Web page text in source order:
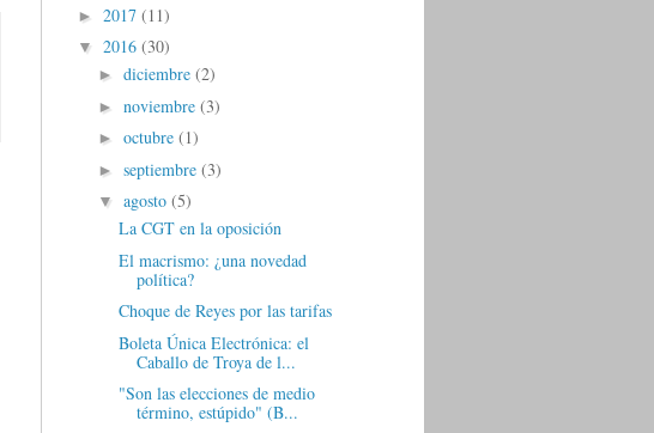
► 2017 (11)
▼ 2016 (30)
► diciembre (2)
► noviembre (3)
► octubre (1)
► septiembre (3)
▼ agosto (5)
La CGT en la oposición
El macrismo: ¿una novedad
política?
Choque de Reyes por las tarifas
Boleta Única Electrónica: el
Caballo de Troya de l...
"Son las elecciones de medio
término, estúpido" (B...